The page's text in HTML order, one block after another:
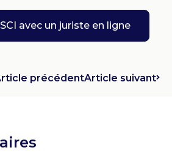
avec un juriste en ligne
précédentArticle suivant